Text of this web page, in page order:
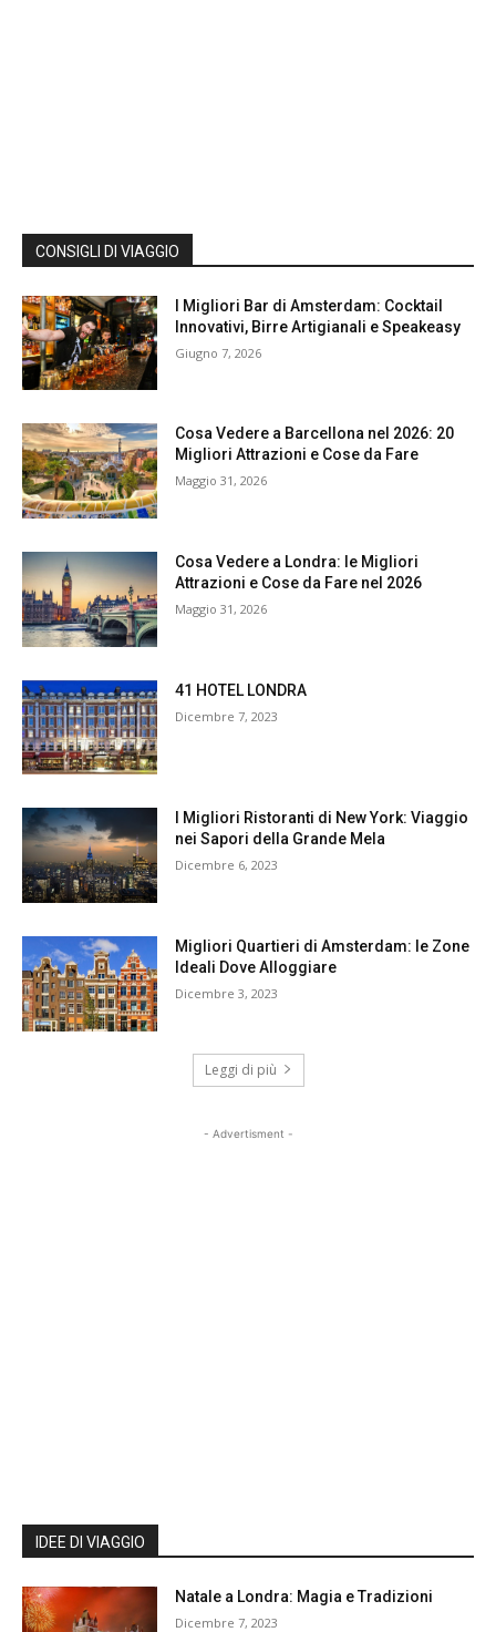
CONSIGLI DI VIAGGIO
I Migliori Bar di Amsterdam: Cocktail
Innovativi, Birre Artigianali e Speakeasy
Giugno 7, 2026
Cosa Vedere a Barcellona nel 2026: 20
Migliori Attrazioni e Cose da Fare
Maggio 31, 2026
Cosa Vedere a Londra: le Migliori
Attrazioni e Cose da Fare nel 2026
Maggio 31, 2026
41 HOTEL LONDRA
Dicembre 7, 2023
I Migliori Ristoranti di New York: Viaggio
nei Sapori della Grande Mela
Dicembre 6, 2023
Migliori Quartieri di Amsterdam: le Zone
Ideali Dove Alloggiare
Dicembre 3, 2023
Leggi di più
- Advertisment -
IDEE DI VIAGGIO
Natale a Londra: Magia e Tradizioni
Dicembre 7, 2023